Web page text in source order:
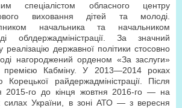
спеціалістом обласного центру
виховання дітей та молоді.
начальника та начальником
облдержадміністрації. За значний
реалізацію державної політики стосовно
нагороджений орденом «За заслуги»
премією Кабміну. У 2013—2014 роках
райдержадміністрації. Після
2015-го до кінця жовтня 2016-го — на
силах України, в зоні АТО — з вересня